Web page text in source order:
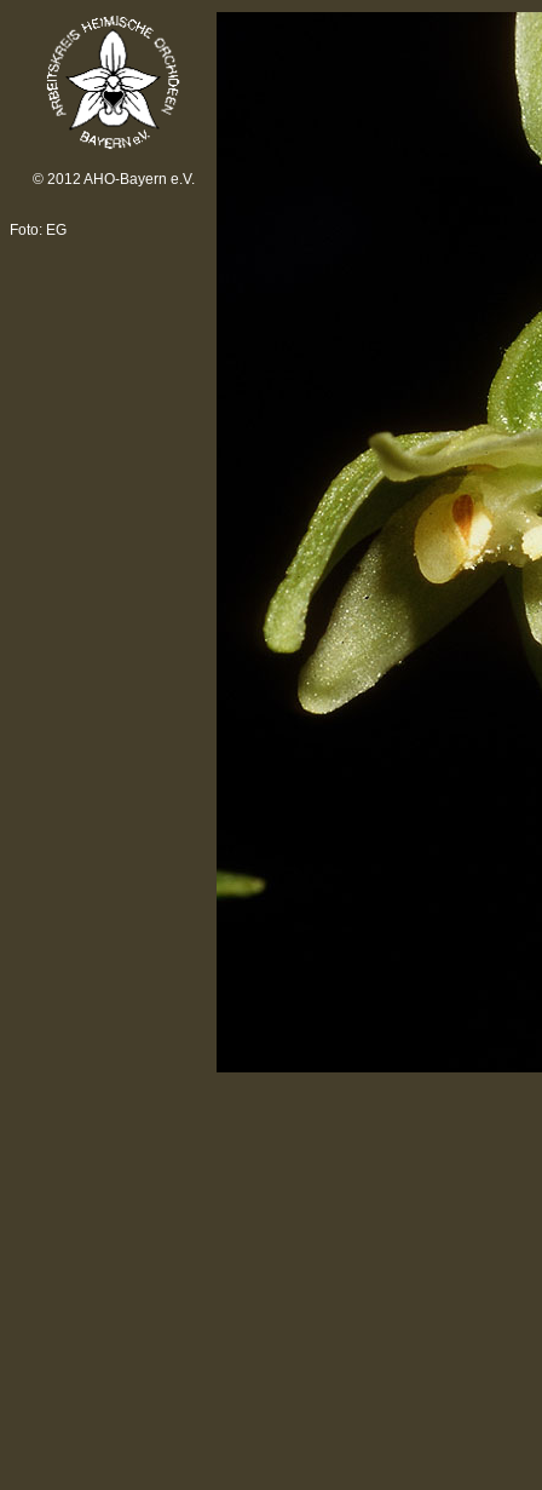
© 2012 AHO-Bayern e.V.
Foto: EG